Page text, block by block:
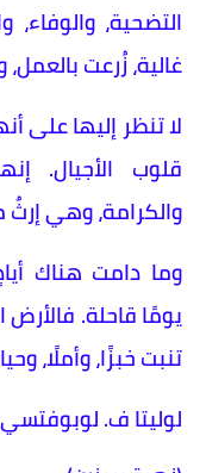
التضحية،
غالية، زُرعت
لا تنظر إليها على
قلوب الأجيال.
والكرامة، وهي إرثٌ
وما دامت هناك
يومًا قاحلة. فالأرض
تنبت خبزًا، وأملًا،
لوليتا ف. لوبوفتسي